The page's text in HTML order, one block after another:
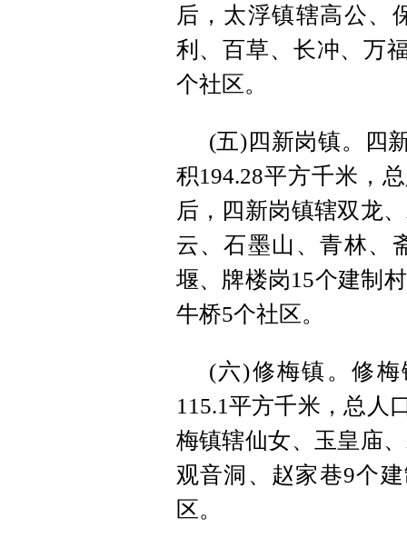
后，太浮镇辖高公、
利、百草、长冲、万
个社区。
(五)四新岗镇。四
积194.28平方千米，
后，四新岗镇辖双龙
云、石墨山、青林、
堰、牌楼岗15个建制
牛桥5个社区。
(六)修梅镇。修
115.1平方千米，总人
梅镇辖仙女、玉皇庙
观音洞、赵家巷9个
区。